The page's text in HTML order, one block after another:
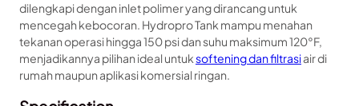
dilengkapi dengan inlet polimer yang dirancang untuk
mencegah kebocoran. Hydropro Tank mampu menahan
tekanan operasi hingga 150 psi dan suhu maksimum 120°F,
menjadikannya pilihan ideal untuksoftening dan filtrasiair di
rumah maupun aplikasi komersial ringan.